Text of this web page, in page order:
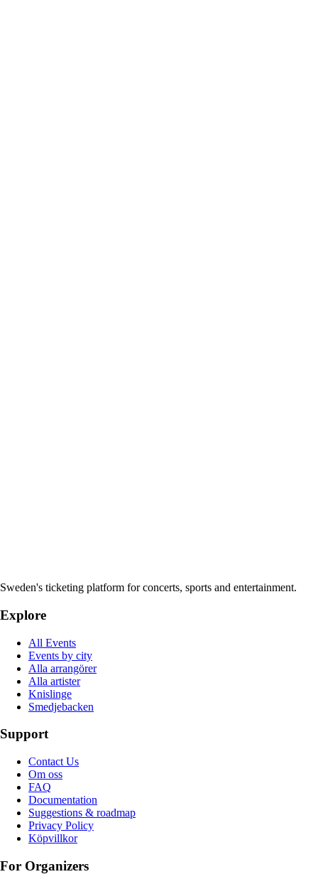
Sweden's ticketing platform for concerts, sports and entertainment.
Explore
All Events
Events by city
Alla arrangörer
Alla artister
Knislinge
Smedjebacken
Support
Contact Us
Om oss
FAQ
Documentation
Suggestions & roadmap
Privacy Policy
Köpvillkor
For Organizers